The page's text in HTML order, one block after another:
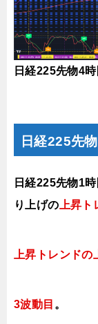
日経225先物4
日経225先
日経225先物1
り上げの 上昇ト
上昇トレンドの
3波動目 。